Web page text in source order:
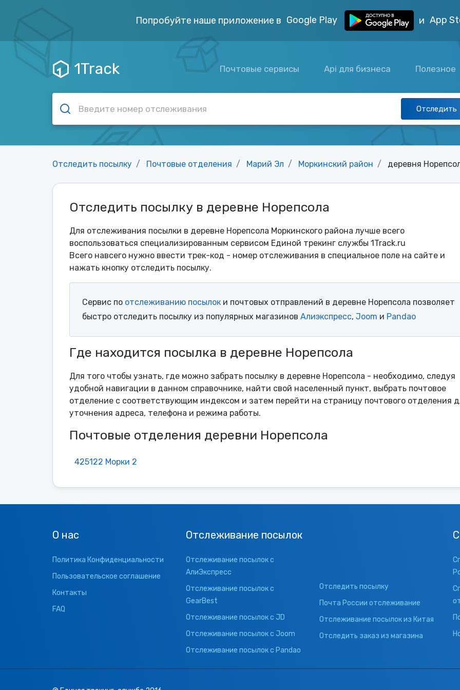
Попробуйте наше приложение в Google Play и App
1Track Почтовые сервисы Api для бизнеса Полезное
Отследить
Отследить посылку Почтовые отделения Марий Эл Моркинский район деревня
Отследить посылку в деревне Норепсола
Для отслеживания посылки в деревне Норепсола Моркинского района лучше всего
воспользоваться специализированным сервисом Единой трекинг службы 1Track.ru
Всего навсего нужно ввести трек-код - номер отслеживания в специальное поле на сайте и
нажать кнопку отследить посылку.
Сервис по отслеживанию посылок и почтовых отправлений в деревне Норепсола позволяет
быстро отследить посылку из популярных магазинов Алиэкспресс, Joom и Pandao
Где находится посылка в деревне Норепсола
Для того чтобы узнать, где можно забрать посылку в деревне Норепсола - необходимо, следуя
удобной навигации в данном справочнике, найти свой населенный пункт, выбрать почтовое
отделение с соответствующим индексом и затем перейти на страницу почтового отделения
уточнения адреса, телефона и режима работы.
Почтовые отделения деревни Норепсола
425122 Морки 2
О нас
Политика Конфиденциальности
Пользовательское соглашение
Контакты
FAQ
Отслеживание посылок
Отслеживание посылок с
АлиЭкспресс
Отслеживание посылок с
GearBest
Отслеживание посылок с JD
Отслеживание посылок с Joom
Отслеживание посылок с Pandao
Отследить посылку
Почта России отслеживание
Отслеживание посылок из Китая
Отследить заказ из магазина